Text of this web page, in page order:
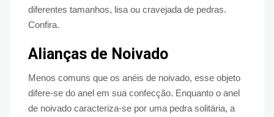
diferentes tamanhos, lisa ou cravejada de pedras.
Confira.
Alianças de Noivado
Menos comuns que os anéis de noivado, esse objeto
difere-se do anel em sua confecção. Enquanto o anel
de noivado caracteriza-se por uma pedra solitária, a